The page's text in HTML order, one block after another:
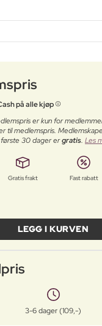
på alle kjøp
er kun for
til medlemspris.
30 dager ergratis. Les
Gratis frakt Fast rabatt
LEGG I KURVEN
3-6 dager (109,-)